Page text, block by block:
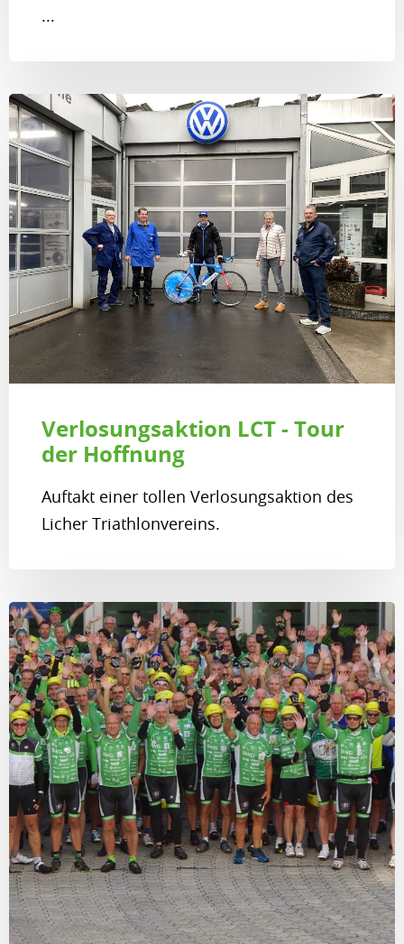
...
Verlosungsaktion LCT - Tour
der Hoffnung
Auftakt einer tollen Verlosungsaktion des
Licher Triathlonvereins.